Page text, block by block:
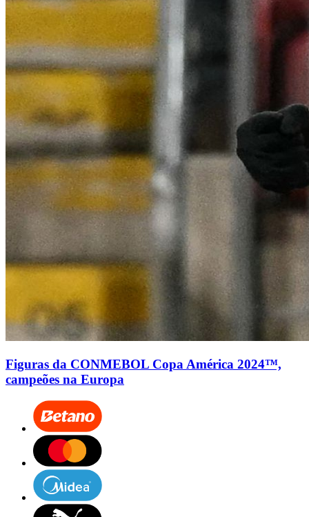
Figuras da CONMEBOL Copa América 2024™,
campeões na Europa